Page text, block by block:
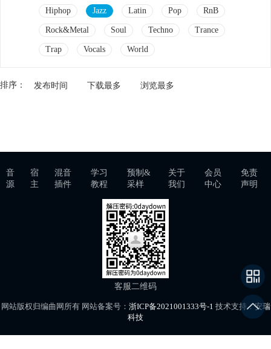
Hiphop Jazz Latin Pop RnB
Rock&Metal Soul Techno Trance
Trap Vocals World
排序： 发布时间 下载最多 浏览最多
音
源
宿
主
混音
插件
学习
教程
预制&
采样
关于
我们
会员
中心
免责
声明
客服二维码
网站版权归编曲网所有 网站备案号： 浙ICP备2021001333号-1 技术支持：安瑞
科技